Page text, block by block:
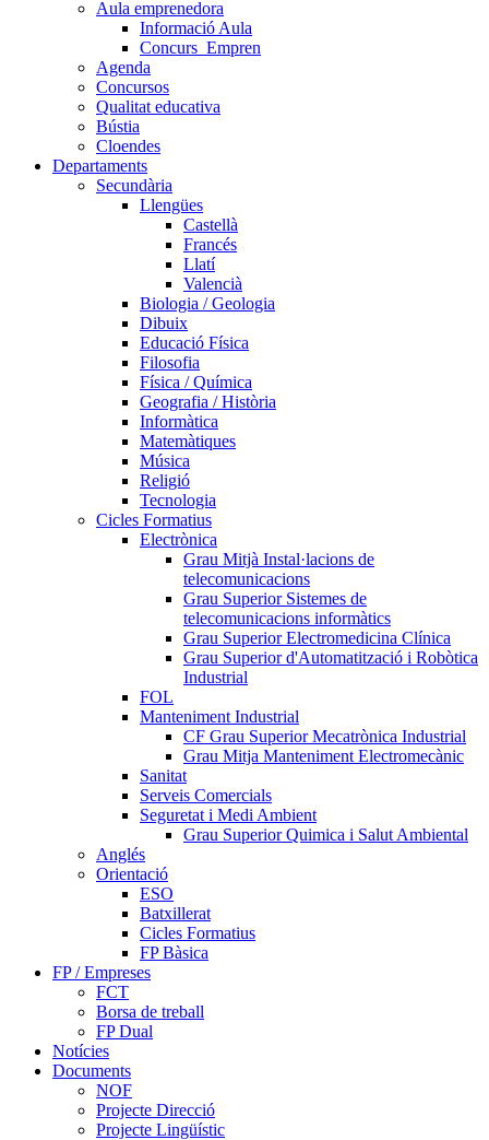
Aula emprenedora
Informació Aula
Concurs_Empren
Agenda
Concursos
Qualitat educativa
Bústia
Cloendes
Departaments
Secundària
Llengües
Castellà
Francés
Llatí
Valencià
Biologia / Geologia
Dibuix
Educació Física
Filosofia
Física / Química
Geografia / Història
Informàtica
Matemàtiques
Música
Religió
Tecnologia
Cicles Formatius
Electrònica
Grau Mitjà Instal·lacions de
telecomunicacions
Grau Superior Sistemes de
telecomunicacions informàtics
Grau Superior Electromedicina Clínica
Grau Superior d'Automatització i Robòtica
Industrial
FOL
Manteniment Industrial
CF Grau Superior Mecatrònica Industrial
Grau Mitja Manteniment Electromecànic
Sanitat
Serveis Comercials
Seguretat i Medi Ambient
Grau Superior Quimica i Salut Ambiental
Anglés
Orientació
ESO
Batxillerat
Cicles Formatius
FP Bàsica
FP / Empreses
FCT
Borsa de treball
FP Dual
Notícies
Documents
NOF
Projecte Direcció
Projecte Lingüístic